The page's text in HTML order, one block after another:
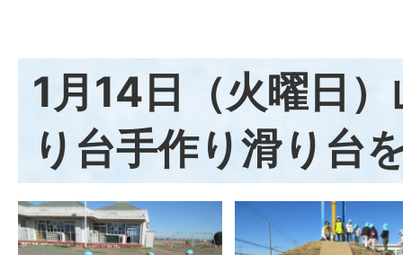
1月14日（火曜日
り台手作り滑り台